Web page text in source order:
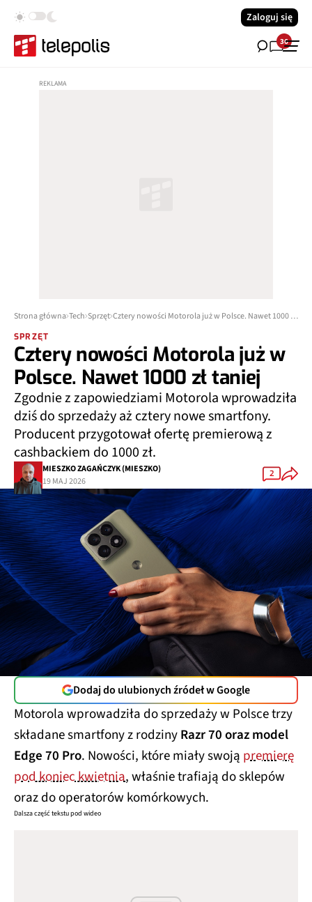
Zaloguj się
36
Strona główna Tech Sprzęt Cztery nowości Motorola już w Polsce. Nawet 1000 zł taniej
SPRZĘT
Cztery nowości Motorola już w
Polsce. Nawet 1000 zł taniej
Zgodnie z zapowiedziami Motorola wprowadziła
dziś do sprzedaży aż cztery nowe smartfony.
Producent przygotował ofertę premierową z
cashbackiem do 1000 zł.
MIESZKO ZAGAŃCZYK (MIESZKO)
19 MAJ 2026
2
Dodaj do ulubionych źródeł w Google
Motorola wprowadziła do sprzedaży w Polsce trzy
składane smartfony z rodzinyRazr 70 oraz model
Edge 70 Pro. Nowości, które miały swoją premierę
pod koniec kwietnia, właśnie trafiają do sklepów
oraz do operatorów komórkowych.
Dalsza część tekstu pod wideo